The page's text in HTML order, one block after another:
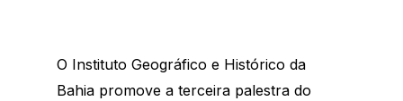
O Instituto Geográfico e Histórico da
Bahia promove a terceira palestra do